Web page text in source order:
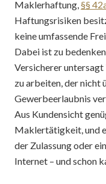
Maklerhaftung,§§
Haftungsrisiken
keine umfassende
Dabei ist zu
Versicherer
zu arbeiten, der nicht
Gewerbeerlaubnis
Aus Kundensicht
Maklertätigkeit, und
der Zulassung oder
Internet – und schon